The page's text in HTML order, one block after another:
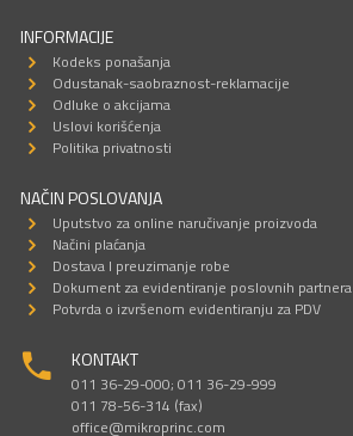
INFORMACIJE
Kodeks ponašanja
Odustanak-saobraznost-reklamacije
Odluke o akcijama
Uslovi korišćenja
Politika privatnosti
NAČIN POSLOVANJA
Uputstvo za online naručivanje proizvoda
Načini plaćanja
Dostava I preuzimanje robe
Dokument za evidentiranje poslovnih partnera
Potvrda o izvršenom evidentiranju za PDV
KONTAKT
011 36-29-000; 011 36-29-999
011 78-56-314 (fax)
office@mikroprinc.com